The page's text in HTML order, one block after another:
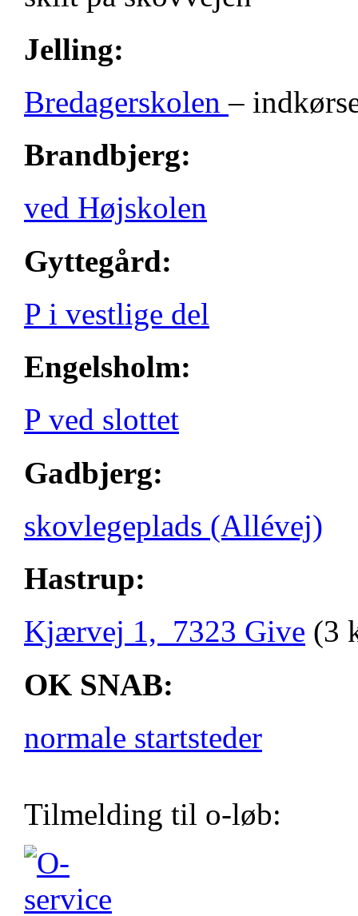
Jelling:
Bredagerskolen–
Brandbjerg:
ved Højskolen
Gyttegård:
P i vestlige del
Engelsholm:
P ved slottet
Gadbjerg:
skovlegeplads (Allévej)
Hastrup:
Kjærvej 1, 7323 Give (3
OK SNAB:
normale startsteder
Tilmelding til o-løb: